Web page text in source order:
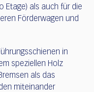
Etage) als auch für die
Förderwagen und
in
speziellen Holz
als das
miteinander